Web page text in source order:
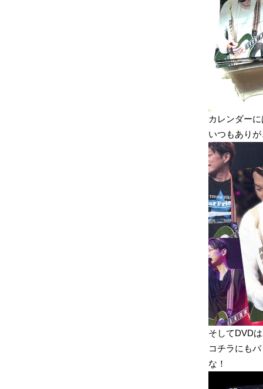
カレンダー
いつもあり
そしてDVD
コチラにも
な！